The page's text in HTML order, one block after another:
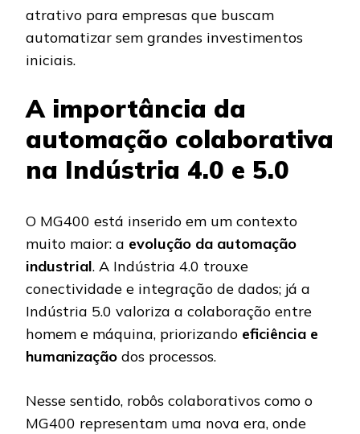
atrativo para empresas que buscam
automatizar sem grandes investimentos
iniciais.
A importância da
automação colaborativa
na Indústria 4.0 e 5.0
O MG400 está inserido em um contexto
muito maior: a evolução da automação
industrial. A Indústria 4.0 trouxe
conectividade e integração de dados; já a
Indústria 5.0 valoriza a colaboração entre
homem e máquina, priorizando eficiência e
humanização dos processos.
Nesse sentido, robôs colaborativos como o
MG400 representam uma nova era, onde